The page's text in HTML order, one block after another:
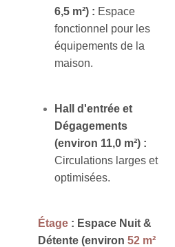
6,5 m²) : Espace
fonctionnel pour les
équipements de la
maison.
Hall d'entrée et
Dégagements
(environ 11,0 m²) :
Circulations larges et
optimisées.
Étage : Espace Nuit &
Détente (environ 52 m²